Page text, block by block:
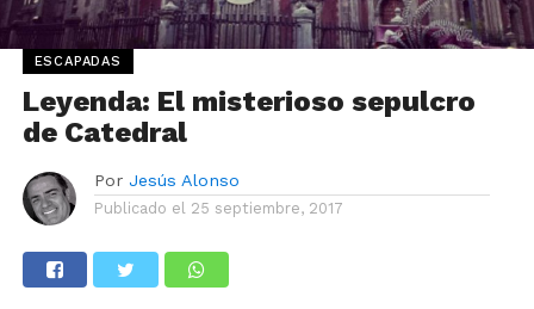
ESCAPADAS
Leyenda: El misterioso sepulcro
de Catedral
Por Jesús Alonso
Publicado el 25 septiembre, 2017